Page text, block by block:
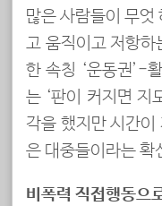
많은 사람들이 무엇
고 움직이고 저항
한 속칭 ‘운동권’-
는 ‘판이 커지면 지
각을 했지만 시간
은 대중들이라는 확
비폭력 직접행동으